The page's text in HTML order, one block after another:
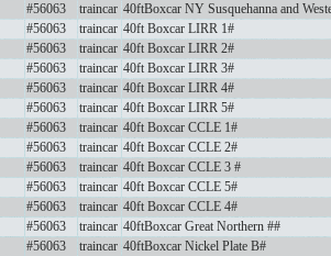
#56063 traincar 40ftBoxcar NY Susquehanna and
#56063 traincar 40ft Boxcar LIRR 1#
#56063 traincar 40ft Boxcar LIRR 2#
#56063 traincar 40ft Boxcar LIRR 3#
#56063 traincar 40ft Boxcar LIRR 4#
#56063 traincar 40ft Boxcar LIRR 5#
#56063 traincar 40ft Boxcar CCLE 1#
#56063 traincar 40ft Boxcar CCLE 2#
#56063 traincar 40ft Boxcar CCLE 3 #
#56063 traincar 40ft Boxcar CCLE 5#
#56063 traincar 40ft Boxcar CCLE 4#
#56063 traincar 40ftBoxcar Great Northern ##
#56063 traincar 40ftBoxcar Nickel Plate B#